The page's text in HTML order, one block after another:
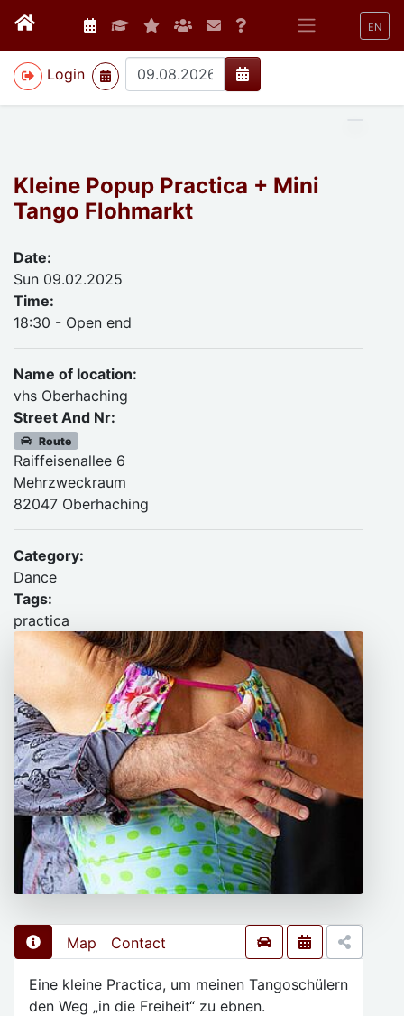
EN
Login
>
Kleine Popup Practica + Mini
Tango Flohmarkt
Date:
Sun 09.02.2025
Time:
18:30 - Open end
Name of location:
vhs Oberhaching
Street And Nr:
Route
Raiffeisenallee 6
Mehrzweckraum
82047 Oberhaching
Category:
Dance
Tags:
practica
Map Contact
Eine kleine Practica, um meinen Tangoschülern
den Weg „in die Freiheit“ zu ebnen.